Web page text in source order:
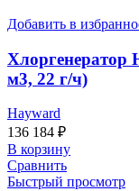
Добавить в
Хлоргенератор
м3, 22 г/ч)
Hayward
136 184 ₽
В корзину
Сравнить
Быстрый просмотр